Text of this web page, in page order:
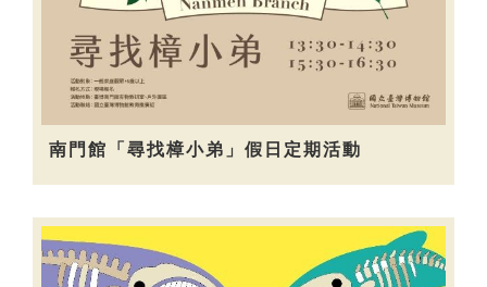
南門館「尋找樟小弟」假日定期活動